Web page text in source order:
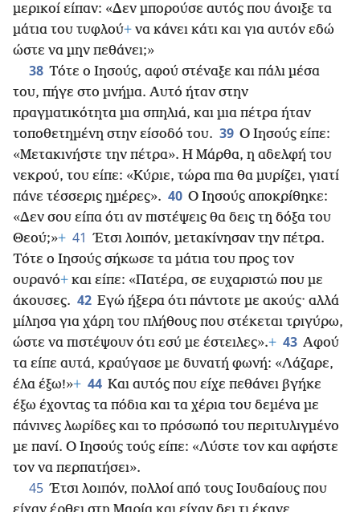
μερικοί είπαν: «Δεν μπορούσε αυτός που άνοιξε τα
μάτια του τυφλού+ να κάνει κάτι και για αυτόν εδώ
ώστε να μην πεθάνει;»
38 Τότε ο Ιησούς, αφού στέναξε και πάλι μέσα
του, πήγε στο μνήμα. Αυτό ήταν στην
πραγματικότητα μια σπηλιά, και μια πέτρα ήταν
τοποθετημένη στην είσοδό του. 39 Ο Ιησούς είπε:
«Μετακινήστε την πέτρα». Η Μάρθα, η αδελφή του
νεκρού, του είπε: «Κύριε, τώρα πια θα μυρίζει, γιατί
πάνε τέσσερις ημέρες». 40 Ο Ιησούς αποκρίθηκε:
«Δεν σου είπα ότι αν πιστέψεις θα δεις τη δόξα του
Θεού;»+ 41 Έτσι λοιπόν, μετακίνησαν την πέτρα.
Τότε ο Ιησούς σήκωσε τα μάτια του προς τον
ουρανό+ και είπε: «Πατέρα, σε ευχαριστώ που με
άκουσες. 42 Εγώ ήξερα ότι πάντοτε με ακούς· αλλά
μίλησα για χάρη του πλήθους που στέκεται τριγύρω,
ώστε να πιστέψουν ότι εσύ με έστειλες».+ 43 Αφού
τα είπε αυτά, κραύγασε με δυνατή φωνή: «Λάζαρε,
έλα έξω!»+ 44 Και αυτός που είχε πεθάνει βγήκε
έξω έχοντας τα πόδια και τα χέρια του δεμένα με
πάνινες λωρίδες και το πρόσωπό του περιτυλιγμένο
με πανί. Ο Ιησούς τούς είπε: «Λύστε τον και αφήστε
τον να περπατήσει».
45 Έτσι λοιπόν, πολλοί από τους Ιουδαίους που